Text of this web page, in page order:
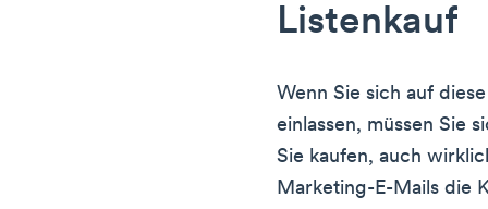
Listenkauf
Wenn Sie sich auf
einlassen, müssen Sie
Sie kaufen, auch
Marketing-E-Mails die